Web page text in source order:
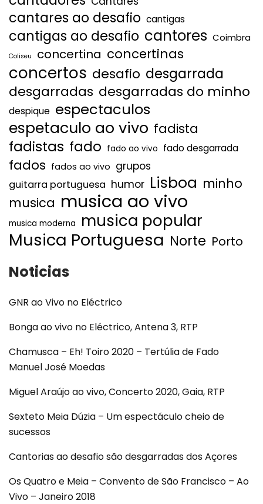
cantares ao desafio cantigas
cantigas ao desafio cantores Coimbra
Coliseu concertina concertinas
concertos desafio desgarrada
desgarradas desgarradas do minho
despique espectaculos
espetaculo ao vivo fadista
fadistas fado fado ao vivo fado desgarrada
fados fados ao vivo grupos
guitarra portuguesa humor Lisboa minho
musica musica ao vivo
musica moderna musica popular
Musica Portuguesa Norte Porto
Noticias
GNR ao Vivo no Eléctrico
Bonga ao vivo no Eléctrico, Antena 3, RTP
Chamusca – Eh! Toiro 2020 – Tertúlia de Fado
Manuel José Moedas
Miguel Araújo ao vivo, Concerto 2020, Gaia, RTP
Sexteto Meia Dúzia – Um espectáculo cheio de
sucessos
Cantorias ao desafio são desgarradas dos Açores
Os Quatro e Meia – Convento de São Francisco – Ao
Vivo – Janeiro 2018